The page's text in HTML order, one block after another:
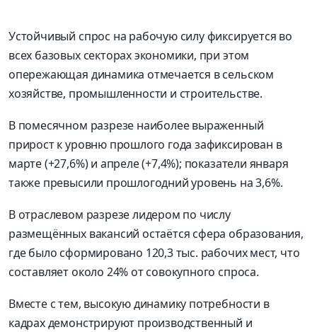
Устойчивый спрос на рабочую силу фиксируется во
всех базовых секторах экономики, при этом
опережающая динамика отмечается в сельском
хозяйстве, промышленности и строительстве.
В помесячном разрезе наиболее выраженный
прирост к уровню прошлого года зафиксирован в
марте (+27,6%) и апреле (+7,4%); показатели января
также превысили прошлогодний уровень на 3,6%.
В отраслевом разрезе лидером по числу
размещённых вакансий остаётся сфера образования,
где было сформировано 120,3 тыс. рабочих мест, что
составляет около 24% от совокупного спроса.
Вместе с тем, высокую динамику потребности в
кадрах демонстрируют производственный и